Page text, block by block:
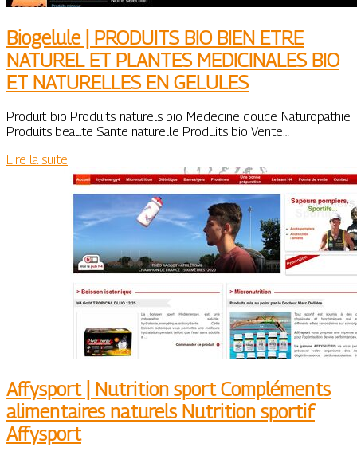
Biogelule | PRODUITS BIO BIEN ETRE
NATUREL ET PLANTES MEDICINALES BIO
ET NATURELLES EN GELULES
Produit bio Produits naturels bio Medecine douce Naturopathie
Produits beaute Sante naturelle Produits bio Vente…
Lire la suite
Affysport | Nutrition sport Compléments
alimen­tai­res naturels Nutrition sportif
Affysport